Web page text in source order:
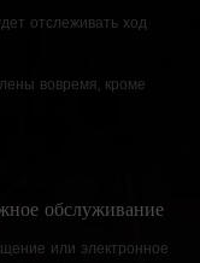
отслеживать ход
вовремя, кроме
обслуживание
или электронное